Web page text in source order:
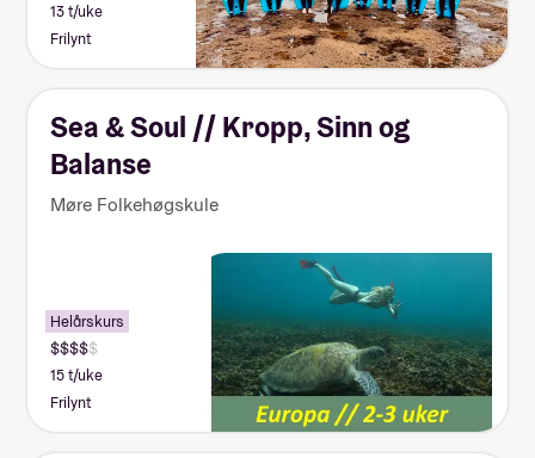
13 t/uke
Frilynt
Sea & Soul // Kropp, Sinn og
Balanse
Møre Folkehøgskule
Helårskurs
15 t/uke
Frilynt